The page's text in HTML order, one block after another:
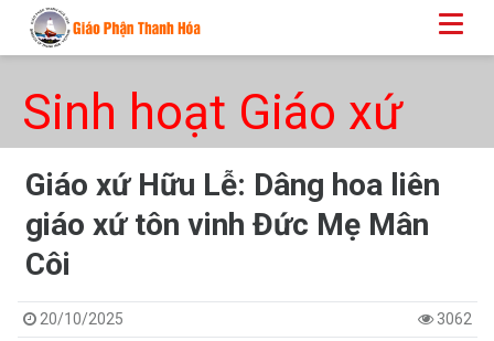
Sinh hoạt Giáo xứ
Giáo xứ Hữu Lễ: Dâng hoa liên
giáo xứ tôn vinh Đức Mẹ Mân
Côi
20/10/2025 3062